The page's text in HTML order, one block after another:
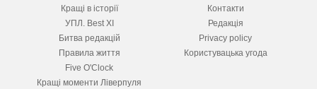
Кращі в історії
УПЛ. Best XІ
Битва редакцій
Правила життя
Five O'Clock
Кращі моменти Ліверпуля
Контакти
Редакція
Privacy policy
Користувацька угода